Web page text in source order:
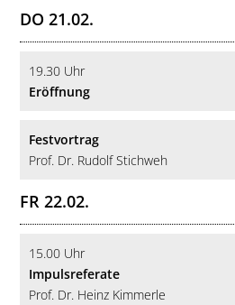
DO 21.02.
19.30 Uhr
Eröffnung
Festvortrag
Prof. Dr. Rudolf Stichweh
FR 22.02.
15.00 Uhr
Impulsreferate
Prof. Dr. Heinz Kimmerle